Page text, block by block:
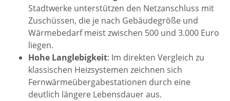
Stadtwerke unterstützen den Netzanschluss mit
Zuschüssen, die je nach Gebäudegröße und
Wärmebedarf meist zwischen 500 und 3.000 Euro
liegen.
Hohe Langlebigkeit: Im direkten Vergleich zu
klassischen Heizsystemen zeichnen sich
Fernwärmeübergabestationen durch eine
deutlich längere Lebensdauer aus.